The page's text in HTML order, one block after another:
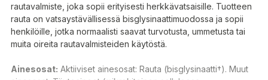
rautavalmiste, joka sopii erityisesti herkkävatsaisille. Tuotteen
rauta on vatsaystävällisessä bisglysinaattimuodossa ja sopii
henkilöille, jotka normaalisti saavat turvotusta, ummetusta tai
muita oireita rautavalmisteiden käytöstä.
Ainesosat: Aktiiviset ainesosat: Rauta (bisglysinaatti†). Muut